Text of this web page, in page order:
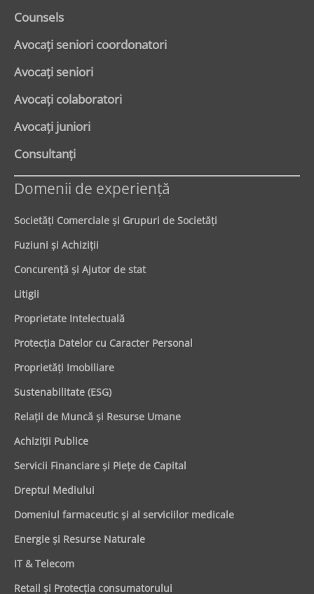
Counsels
Avocaţi seniori coordonatori
Avocaţi seniori
Avocaţi colaboratori
Avocaţi juniori
Consultanți
Domenii de experienţă
Societăţi Comerciale şi Grupuri de Societăţi
Fuziuni şi Achiziţii
Concurenţă şi Ajutor de stat
Litigii
Proprietate Intelectuală
Protecţia Datelor cu Caracter Personal
Proprietăţi Imobiliare
Sustenabilitate (ESG)
Relaţii de Muncă şi Resurse Umane
Achiziţii Publice
Servicii Financiare şi Pieţe de Capital
Dreptul Mediului
Domeniul farmaceutic și al serviciilor medicale
Energie şi Resurse Naturale
IT & Telecom
Retail şi Protecţia consumatorului